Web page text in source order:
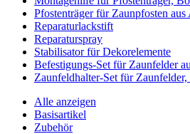
Pfostenträger für Zaunpfosten
Reparaturlackstift
Reparaturspray
Stabilisator für Dekorelemente
Befestigungs-Set für Zaunfelder
Zaunfeldhalter-Set für
Alle anzeigen
Basisartikel
Zubehör